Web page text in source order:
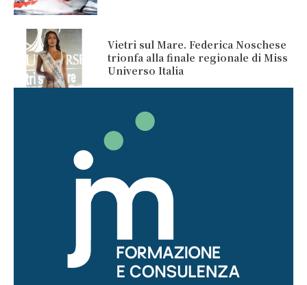
Vietri sul Mare. Federica Noschese
trionfa alla finale regionale di Miss
Universo Italia